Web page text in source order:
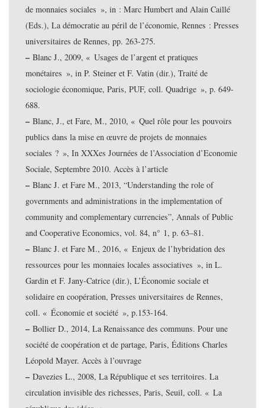
de monnaies sociales », in : Marc Humbert and Alain Caillé
(Eds.), La démocratie au péril de l’économie, Rennes : Presses
universitaires de Rennes, pp. 263-275.
– Blanc J., 2009, « Usages de l’argent et pratiques
monétaires », in P. Steiner et F. Vatin (dir.), Traité de
sociologie économique, Paris, PUF, coll. Quadrige », p. 649-
688.
– Blanc, J., et Fare, M., 2010, « Quel rôle pour les pouvoirs
publics dans la mise en œuvre de projets de monnaies
sociales ? », In XXXes Journées de l’Association d’Economie
Sociale, Septembre 2010. Accès à l’article
– Blanc J. et Fare M., 2013, “Understanding the role of
governments and administrations in the implementation of
community and complementary currencies”, Annals of Public
and Cooperative Economics, vol. 84, n° 1, p. 63–81.
– Blanc J. et Fare M., 2016, « Enjeux de l’hybridation des
ressources pour les monnaies locales associatives », in L.
Gardin et F. Jany-Catrice (dir.), L’Économie sociale et
solidaire en coopération, Presses universitaires de Rennes,
coll. « Économie et société », p.153-164.
– Bollier D., 2014, La Renaissance des communs. Pour une
société de coopération et de partage, Paris, Éditions Charles
Léopold Mayer. Accès à l’ouvrage
– Davezies L., 2008, La République et ses territoires. La
circulation invisible des richesses, Paris, Seuil, coll. « La